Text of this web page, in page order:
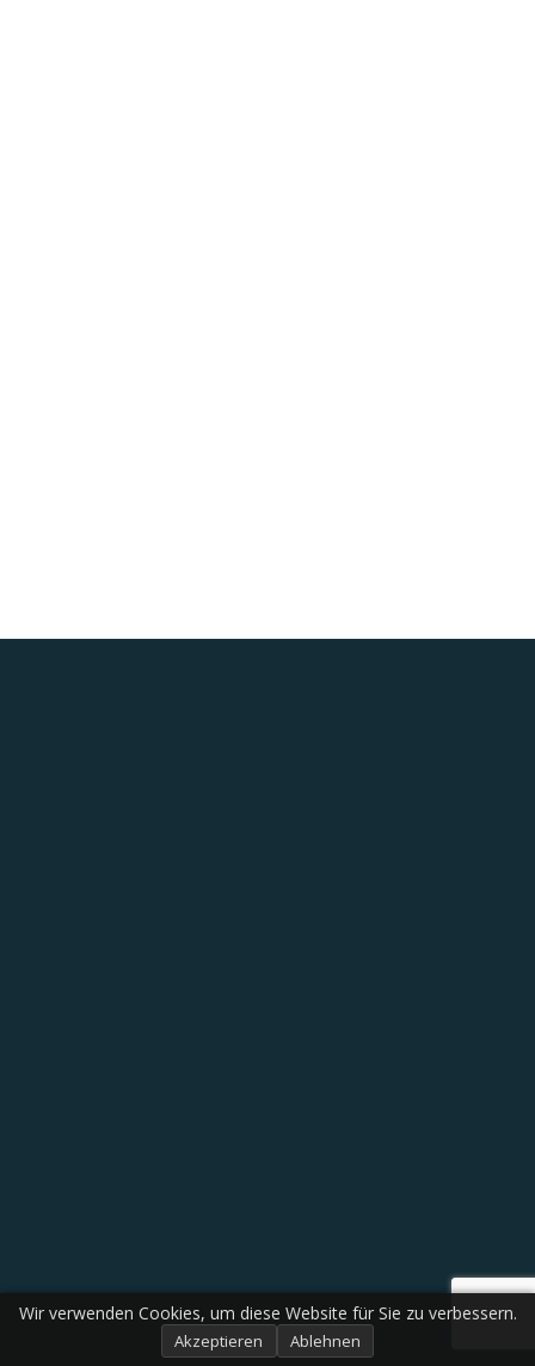
Wir verwenden Cookies, um diese Website für Sie zu verbessern.
Akzeptieren Ablehnen